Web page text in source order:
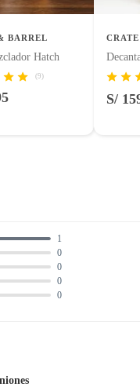
BARREL
Hatch
(9)
S/
0
0
0
0
1